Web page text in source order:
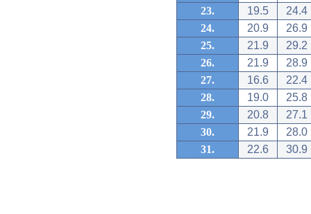
23.
19.5
24.4
24.
20.9
26.9
25.
21.9
29.2
26.
21.9
28.9
27.
16.6
22.4
28.
19.0
25.8
29.
20.8
27.1
30.
21.9
28.0
31.
22.6 30.9